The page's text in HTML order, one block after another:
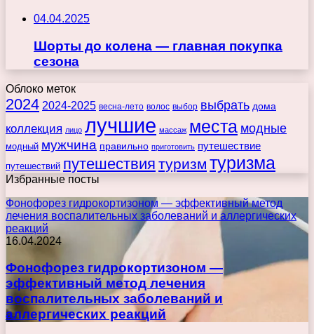
04.04.2025
Шорты до колена — главная покупка
сезона
Облоко меток
2024 2024-2025 весна-лето волос выбор выбрать дома
коллекция лицо лучшие массаж места модные
модный мужчина правильно приготовить путешествие
путешествий путешествия туризм туризма
Избранные посты
Фонофорез гидрокортизоном — эффективный метод
лечения воспалительных заболеваний и аллергических
реакций
16.04.2024
Фонофорез гидрокортизоном —
эффективный метод лечения
воспалительных заболеваний и
аллергических реакций